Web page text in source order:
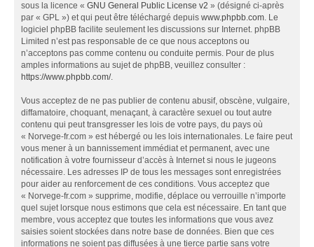
sous la licence « GNU General Public License v2 » (désigné ci-après
par « GPL ») et qui peut être téléchargé depuis www.phpbb.com. Le
logiciel phpBB facilite seulement les discussions sur Internet. phpBB
Limited n’est pas responsable de ce que nous acceptons ou
n’acceptons pas comme contenu ou conduite permis. Pour de plus
amples informations au sujet de phpBB, veuillez consulter :
https://www.phpbb.com/.
Vous acceptez de ne pas publier de contenu abusif, obscène, vulgaire,
diffamatoire, choquant, menaçant, à caractère sexuel ou tout autre
contenu qui peut transgresser les lois de votre pays, du pays où
« Norvege-fr.com » est hébergé ou les lois internationales. Le faire peut
vous mener à un bannissement immédiat et permanent, avec une
notification à votre fournisseur d’accès à Internet si nous le jugeons
nécessaire. Les adresses IP de tous les messages sont enregistrées
pour aider au renforcement de ces conditions. Vous acceptez que
« Norvege-fr.com » supprime, modifie, déplace ou verrouille n’importe
quel sujet lorsque nous estimons que cela est nécessaire. En tant que
membre, vous acceptez que toutes les informations que vous avez
saisies soient stockées dans notre base de données. Bien que ces
informations ne soient pas diffusées à une tierce partie sans votre